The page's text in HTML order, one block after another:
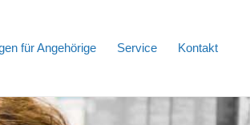
für Angehörige Service Kontakt